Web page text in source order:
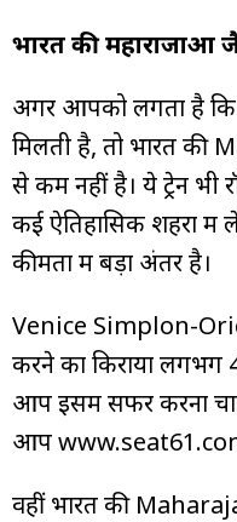
भारत की महाराजाओं
अगर आपको लगता है कि
मिलती है, तो भारत की
से कम नहीं है। ये ट्रेन
कई ऐतिहासिक शहरों में
कीमतों में बड़ा अंतर है।
Venice Simplon-
करने का किराया लगभग
आप इसमें सफर करना
आप
वहीं भारत की